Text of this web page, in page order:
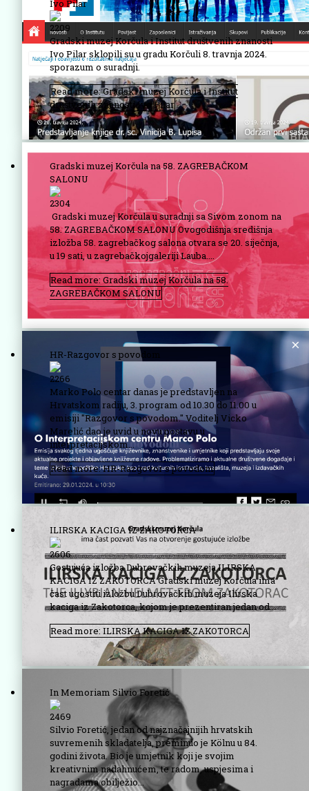
Ivo Pilar
2209
Gradski muzej Korčula i Institut društvenih znanosti
Ivo Pilar sklopili su u gradu Korčuli 8. travnja 2024.
sporazum o suradnji.
Read more: Gradski muzej Korčula i Institut
društvenih znanosti Ivo Pilar
Gradski muzej Korčula na 58. ZAGREBAČKOM
SALONU
2304
Gradski muzej Korčula u suradnji sa Sivom zonom na
58. ZAGREBAČKOM SALONU Ovogodišnja središnja
izložba 58. zagrebačkog salona otvara se 20. siječnja,
u 19 sati, u zagrebačkojgaleriji Lauba....
Read more: Gradski muzej Korčula na 58.
ZAGREBAČKOM SALONU
HR-Razgovor s povodom
2266
Marko Polo centar danas je predstavljen na
Hrvatskom radiju, 3. program od 10.30 do 11.00 u
emisiji "Razgovor s povodom." Voditelj Vicko
Marelić dao je uvid u novu postavu u
interpretacijskom...
Read more: HR-Razgovor s povodom
ILIRSKA KACIGA IZ ZAKOTORCA
2606
Gostujuća izložba Dubrovačkih muzeja ILIRSKA
KACIGA IZ ZAKOTORCA Gradski muzej Korčula ima
čast ugostiti izložbu Dubrovačkih muzeja Ilirska
kaciga iz Zakotorca, kojom je prezentiran jedan od...
Read more: ILIRSKA KACIGA IZ ZAKOTORCA
In Memoriam Silvio Foretić
2469
Silvio Foretić, jedan od najznačajnijih hrvatskih
suvremenih skladatelja, preminuo je Kölnu u 84.
godini života. Bio je umjetnik koji je svojim
kreativnim nadahnućem, te radom, uspjesima i
nagradama obilježio...